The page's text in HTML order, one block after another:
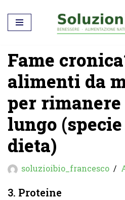
Vai
contenuto
Fame
alimenti da
per
lungo
dieta)
soluzioibio_francesco
3. Proteine